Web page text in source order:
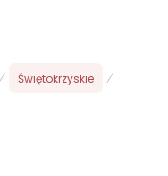
/ Świętokrzyskie /